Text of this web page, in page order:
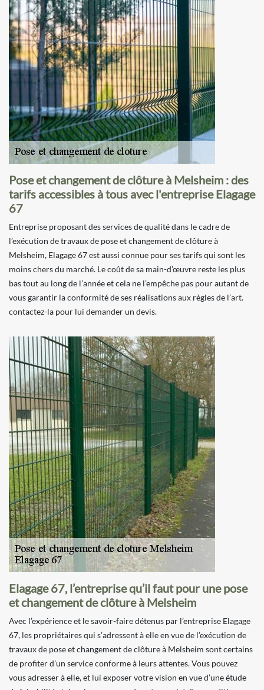
Pose et changement de clôture à Melsheim : des
tarifs accessibles à tous avec l'entreprise Elagage
67
Entreprise proposant des services de qualité dans le cadre de
l’exécution de travaux de pose et changement de clôture à
Melsheim, Elagage 67 est aussi connue pour ses tarifs qui sont les
moins chers du marché. Le coût de sa main-d’œuvre reste les plus
bas tout au long de l’année et cela ne l’empêche pas pour autant de
vous garantir la conformité de ses réalisations aux règles de l’art.
contactez-la pour lui demander un devis.
Elagage 67, l’entreprise qu’il faut pour une pose
et changement de clôture à Melsheim
Avec l’expérience et le savoir-faire détenus par l’entreprise Elagage
67, les propriétaires qui s’adressent à elle en vue de l’exécution de
travaux de pose et changement de clôture à Melsheim sont certains
de profiter d’un service conforme à leurs attentes. Vous pouvez
vous adresser à elle, et lui exposer votre vision en vue d’une étude